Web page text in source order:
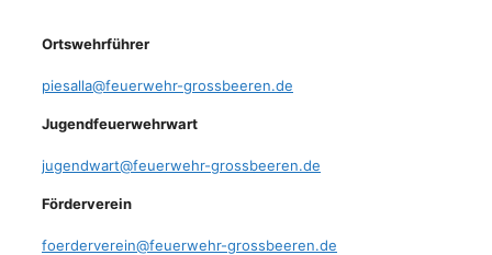
Ortswehrführer
piesalla@feuerwehr-grossbeeren.de
Jugendfeuerwehrwart
jugendwart@feuerwehr-grossbeeren.de
Förderverein
foerderverein@feuerwehr-grossbeeren.de